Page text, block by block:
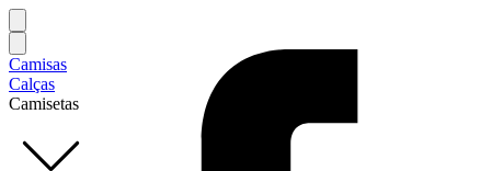
Camisas
Calças
Camisetas